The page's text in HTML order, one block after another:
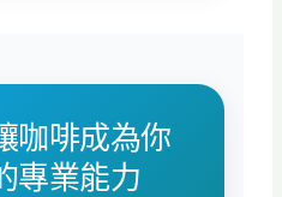
咖啡成為你
專業能力